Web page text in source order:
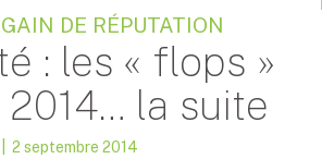
DE RÉPUTATION
: les « flops »
2014… la suite
| 2 septembre 2014